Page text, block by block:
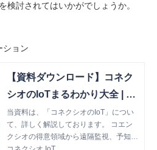
検討されてはいかがでしょうか。
ション
【資料ダウンロード】コネク
シオのIoTまるわかり大全 | コ
ネクシオ株式会社
当資料は、「コネクシオのIoT」につい
て、詳しく解説しております。 コエン
クシオの得意領域から遠隔監視、予知保